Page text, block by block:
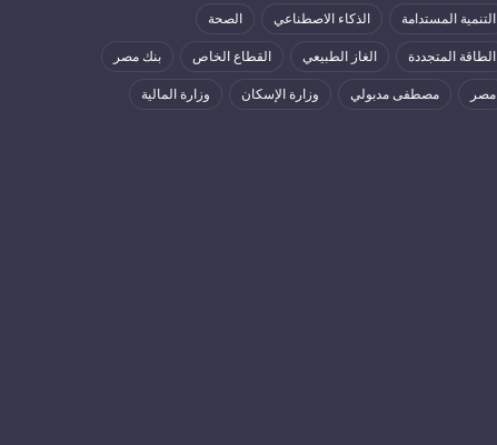
التنمية المستدامة الذكاء الاصطناعي الصحة
الطاقة المتجددة الغاز الطبيعي القطاع الخاص بنك مصر
مصر مصطفى مدبولي وزارة الإسكان وزارة المالية